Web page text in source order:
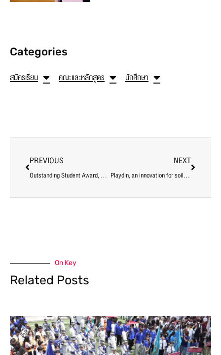
Categories
สมัครเรียน คณะและหลักสูตร นักศึกษา
PREVIOUS
Outstanding Student Award, Outstanding Thesis Category, 2014, TISI
NEXT
Playdin, an innovation for soil quality testing, won the 2014 Taokaenoi Technology Award.
On Key
Related Posts